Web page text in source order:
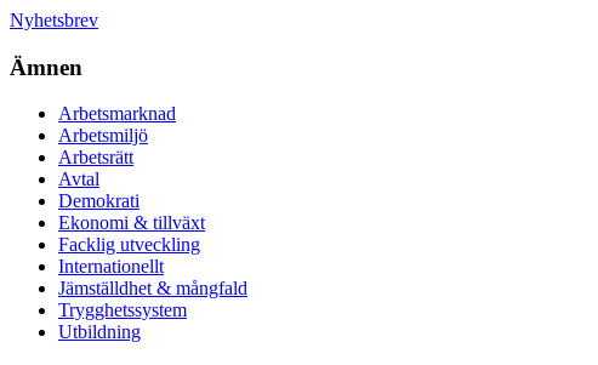
Nyhetsbrev
Ämnen
Arbetsmarknad
Arbetsmiljö
Arbetsrätt
Avtal
Demokrati
Ekonomi & tillväxt
Facklig utveckling
Internationellt
Jämställdhet & mångfald
Trygghetssystem
Utbildning